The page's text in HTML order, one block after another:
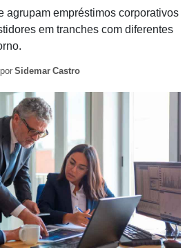
agrupam empréstimos corporativos
em tranches com diferentes
Sidemar Castro